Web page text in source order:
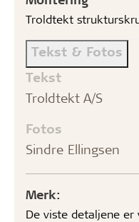
Troldtekt
Tekst & Fotos
Tekst
Troldtekt A/S
Fotos
Sindre Ellingsen
Merk:
De viste detaljene